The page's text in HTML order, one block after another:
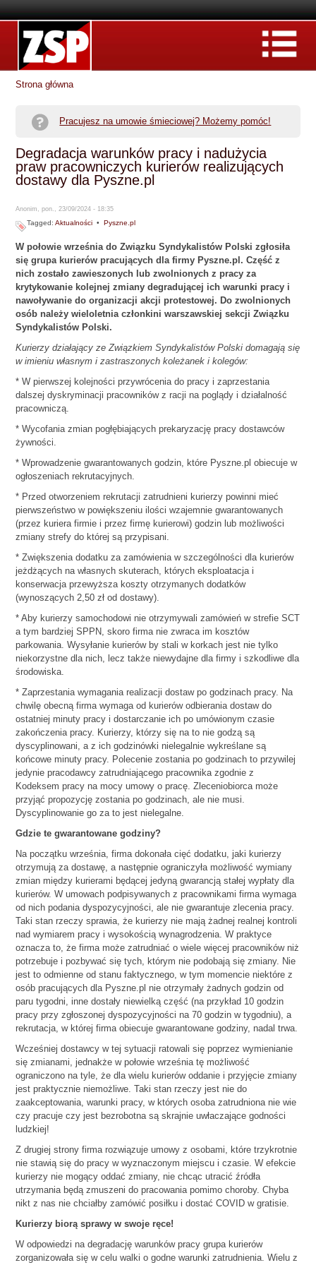
Strona główna
Pracujesz na umowie śmieciowej? Możemy pomóc!
Degradacja warunków pracy i nadużycia
praw pracowniczych kurierów realizujących
dostawy dla Pyszne.pl
Anonim, pon., 23/09/2024 - 18:35
Tagged:Aktualności •Pyszne.pl
W połowie września do Związku Syndykalistów Polski zgłosiła
się grupa kurierów pracujących dla firmy Pyszne.pl. Część z
nich zostało zawieszonych lub zwolnionych z pracy za
krytykowanie kolejnej zmiany degradującej ich warunki pracy i
nawoływanie do organizacji akcji protestowej. Do zwolnionych
osób należy wieloletnia członkini warszawskiej sekcji Związku
Syndykalistów Polski.
Kurierzy działający ze Związkiem Syndykalistów Polski domagają się
w imieniu własnym i zastraszonych koleżanek i kolegów:
* W pierwszej kolejności przywrócenia do pracy i zaprzestania
dalszej dyskryminacji pracowników z racji na poglądy i działalność
pracowniczą.
* Wycofania zmian pogłębiających prekaryzację pracy dostawców
żywności.
* Wprowadzenie gwarantowanych godzin, które Pyszne.pl obiecuje w
ogłoszeniach rekrutacyjnych.
* Przed otworzeniem rekrutacji zatrudnieni kurierzy powinni mieć
pierwszeństwo w powiększeniu ilości wzajemnie gwarantowanych
(przez kuriera firmie i przez firmę kurierowi) godzin lub możliwości
zmiany strefy do której są przypisani.
* Zwiększenia dodatku za zamówienia w szczególności dla kurierów
jeżdżących na własnych skuterach, których eksploatacja i
konserwacja przewyższa koszty otrzymanych dodatków
(wynoszących 2,50 zł od dostawy).
* Aby kurierzy samochodowi nie otrzymywali zamówień w strefie SCT
a tym bardziej SPPN, skoro firma nie zwraca im kosztów
parkowania. Wysyłanie kurierów by stali w korkach jest nie tylko
niekorzystne dla nich, lecz także niewydajne dla firmy i szkodliwe dla
środowiska.
* Zaprzestania wymagania realizacji dostaw po godzinach pracy. Na
chwilę obecną firma wymaga od kurierów odbierania dostaw do
ostatniej minuty pracy i dostarczanie ich po umówionym czasie
zakończenia pracy. Kurierzy, którzy się na to nie godzą są
dyscyplinowani, a z ich godzinówki nielegalnie wykreślane są
końcowe minuty pracy. Polecenie zostania po godzinach to przywilej
jedynie pracodawcy zatrudniającego pracownika zgodnie z
Kodeksem pracy na mocy umowy o pracę. Zleceniobiorca może
przyjąć propozycję zostania po godzinach, ale nie musi.
Dyscyplinowanie go za to jest nielegalne.
Gdzie te gwarantowane godziny?
Na początku września, firma dokonała cięć dodatku, jaki kurierzy
otrzymują za dostawę, a następnie ograniczyła możliwość wymiany
zmian między kurierami będącej jedyną gwarancją stałej wypłaty dla
kurierów. W umowach podpisywanych z pracownikami firma wymaga
od nich podania dyspozycyjności, ale nie gwarantuje zlecenia pracy.
Taki stan rzeczy sprawia, że kurierzy nie mają żadnej realnej kontroli
nad wymiarem pracy i wysokością wynagrodzenia. W praktyce
oznacza to, że firma może zatrudniać o wiele więcej pracowników niż
potrzebuje i pozbywać się tych, którym nie podobają się zmiany. Nie
jest to odmienne od stanu faktycznego, w tym momencie niektóre z
osób pracujących dla Pyszne.pl nie otrzymały żadnych godzin od
paru tygodni, inne dostały niewielką część (na przykład 10 godzin
pracy przy zgłoszonej dyspozycyjności na 70 godzin w tygodniu), a
rekrutacja, w której firma obiecuje gwarantowane godziny, nadal trwa.
Wcześniej dostawcy w tej sytuacji ratowali się poprzez wymienianie
się zmianami, jednakże w połowie września tę możliwość
ograniczono na tyle, że dla wielu kurierów oddanie i przyjęcie zmiany
jest praktycznie niemożliwe. Taki stan rzeczy jest nie do
zaakceptowania, warunki pracy, w których osoba zatrudniona nie wie
czy pracuje czy jest bezrobotna są skrajnie uwłaczające godności
ludzkiej!
Z drugiej strony firma rozwiązuje umowy z osobami, które trzykrotnie
nie stawią się do pracy w wyznaczonym miejscu i czasie. W efekcie
kurierzy nie mogący oddać zmiany, nie chcąc utracić źródła
utrzymania będą zmuszeni do pracowania pomimo choroby. Chyba
nikt z nas nie chciałby zamówić posiłku i dostać COVID w gratisie.
Kurierzy biorą sprawy w swoje ręce!
W odpowiedzi na degradację warunków pracy grupa kurierów
zorganizowała się w celu walki o godne warunki zatrudnienia. Wielu z